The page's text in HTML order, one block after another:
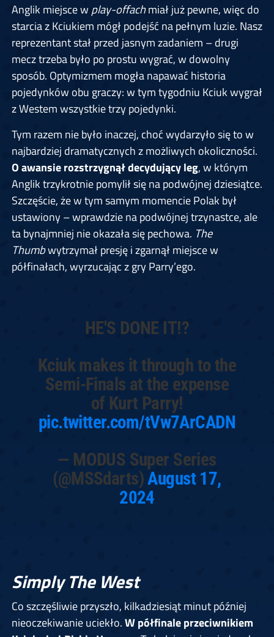
Anglik miejsce w play-offachmiał już pewne, więc do
starcia z Kciukiem mógł podejść na pełnym luzie. Nasz
reprezentant stał przed jasnym zadaniem – drugi
mecz trzeba było po prostu wygrać, w dowolny
sposób. Optymizmem mogła napawać historia
pojedynków obu graczy: w tym tygodniu Kciuk wygrał
z Westem wszystkie trzy pojedynki.
Tym razem nie było inaczej, choć wydarzyło się to w
najbardziej dramatycznych z możliwych okoliczności.
O awansie rozstrzygnął decydujący leg, w którym
Anglik trzykrotnie pomylił się na podwójnej dziesiątce.
Szczęście, że w tym samym momencie Polak był
ustawiony – wprawdzie na podwójnej trzynastce, ale
ta bynajmniej nie okazała się pechowa. The
Thumbwytrzymał presję i zgarnął miejsce w
półfinałach, wyrzucając z gry Parry’ego.
HE'S DONE IT!?
Kciuk makes it through to the
Semi-Finals at the expense
of Kurt Parry!
pic.twitter.com/tVw7ArCADN
— MODUS Super Series
(@MSSdarts)August 17,
2024
Simply The West
Co szczęśliwie przyszło, kilkadziesiąt minut później
nieoczekiwanie uciekło.W półfinale przeciwnikiem